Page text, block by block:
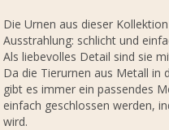
Die Urnen aus dieser
Ausstrahlung: schlicht und
Als liebevolles Detail sind sie
Da die Tierurnen aus Metall in
gibt es immer ein passendes
einfach geschlossen werden,
wird.